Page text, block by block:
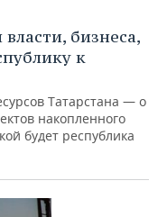
бизнеса,
к
Татарстана — о
накопленного
будет республика